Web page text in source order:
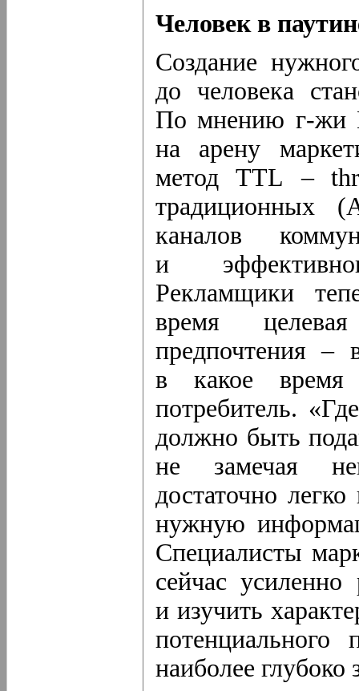
Человек в
Создание
до человека
По мнению г-жи
на арену
метод TTL –
традиционных
каналов
и
Рекламщики
время
предпочтения –
в какое время
потребитель.
должно быть
не замечая
достаточно
нужную
Специалисты
сейчас
и изучить
потенциального
наиболее глубоко